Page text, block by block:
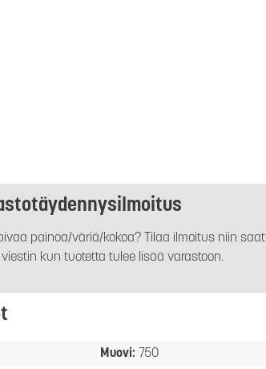
painoa/väriä/kokoa? Tilaa ilmoitus niin saat
kun tuotetta tulee lisää varastoon.
Muovi: 750